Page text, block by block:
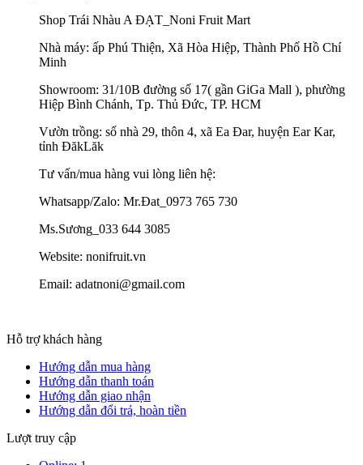
Shop Trái Nhàu A ĐẠT_Noni Fruit Mart
Nhà máy: ấp Phú Thiện, Xã Hòa Hiệp, Thành Phố Hồ Chí
Minh
Showroom: 31/10B đường số 17( gần GiGa Mall ), phường
Hiệp Bình Chánh, Tp. Thủ Đức, TP. HCM
Vườn trồng: số nhà 29, thôn 4, xã Ea Đar, huyện Ear Kar,
tỉnh ĐăkLăk
Tư vấn/mua hàng vui lòng liên hệ:
Whatsapp/Zalo: Mr.Đat_0973 765 730
Ms.Sương_033 644 3085
Website: nonifruit.vn
Email: adatnoni@gmail.com
Hỗ trợ khách hàng
Hướng dẫn mua hàng
Hướng dẫn thanh toán
Hướng dẫn giao nhận
Hướng dẫn đổi trả, hoàn tiền
Lượt truy cập